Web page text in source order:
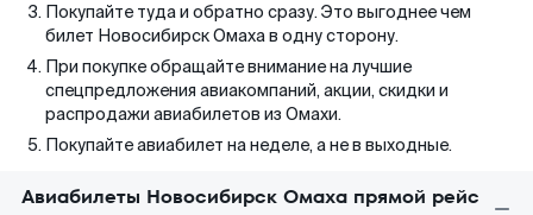
Покупайте туда и обратно сразу. Это выгоднее чем
билет Новосибирск Омаха в одну сторону.
При покупке обращайте внимание на лучшие
спецпредложения авиакомпаний, акции, скидки и
распродажи авиабилетов из Омахи.
Покупайте авиабилет на неделе, а не в выходные.
Авиабилеты Новосибирск Омаха прямой рейс